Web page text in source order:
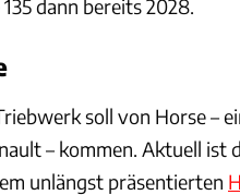
dann bereits 2028.
soll von Horse –
– kommen. Aktuell ist
unlängst präsentierten